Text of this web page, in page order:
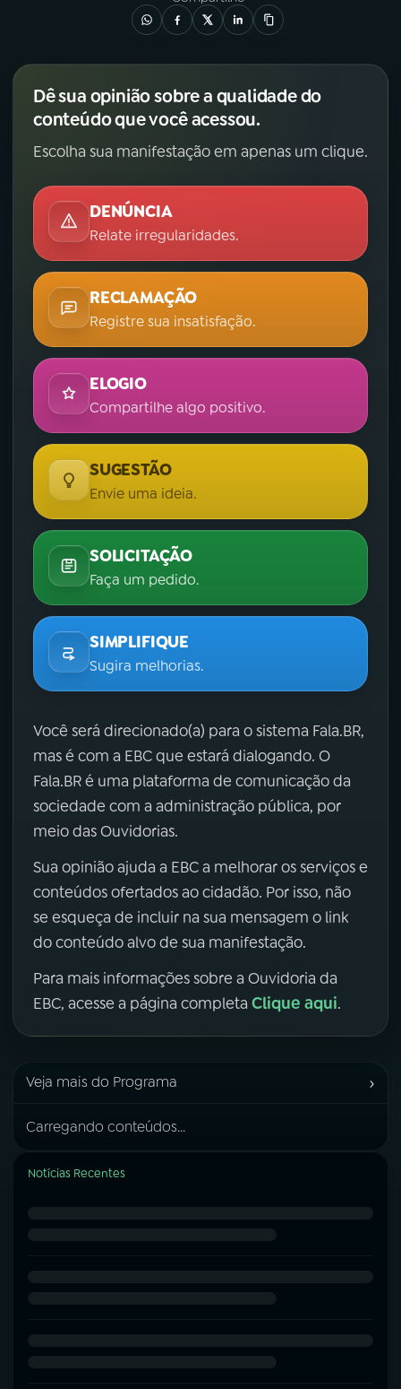
Dê sua opinião sobre a qualidade do
conteúdo que você acessou.
Escolha sua manifestação em apenas um clique.
DENÚNCIA
Relate irregularidades.
RECLAMAÇÃO
Registre sua insatisfação.
ELOGIO
Compartilhe algo positivo.
SUGESTÃO
Envie uma ideia.
SOLICITAÇÃO
Faça um pedido.
SIMPLIFIQUE
Sugira melhorias.
Você será direcionado(a) para o sistema Fala.BR,
mas é com a EBC que estará dialogando. O
Fala.BR é uma plataforma de comunicação da
sociedade com a administração pública, por
meio das Ouvidorias.
Sua opinião ajuda a EBC a melhorar os serviços e
conteúdos ofertados ao cidadão. Por isso, não
se esqueça de incluir na sua mensagem o link
do conteúdo alvo de sua manifestação.
Para mais informações sobre a Ouvidoria da
EBC, acesse a página completa Clique aqui.
Veja mais do Programa ›
Carregando conteúdos...
Notícias Recentes